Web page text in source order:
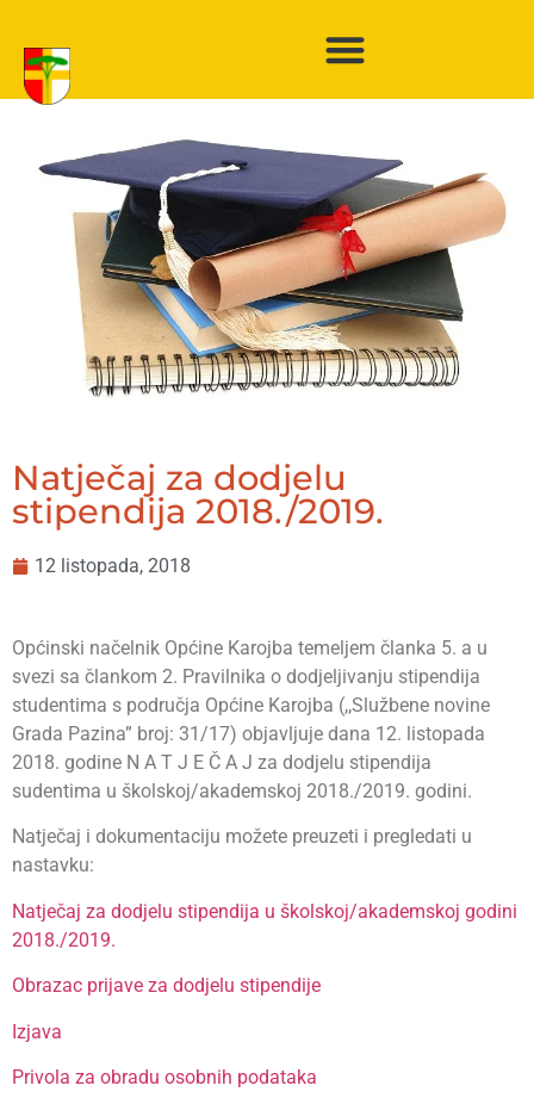
Natječaj za dodjelu
stipendija 2018./2019.
12 listopada, 2018
Općinski načelnik Općine Karojba temeljem članka 5. a u
svezi sa člankom 2. Pravilnika o dodjeljivanju stipendija
studentima s područja Općine Karojba (,,Službene novine
Grada Pazina” broj: 31/17) objavljuje dana 12. listopada
2018. godine N A T J E Č A J za dodjelu stipendija
sudentima u školskoj/akademskoj 2018./2019. godini.
Natječaj i dokumentaciju možete preuzeti i pregledati u
nastavku:
Natječaj za dodjelu stipendija u školskoj/akademskoj godini
2018./2019.
Obrazac prijave za dodjelu stipendije
Izjava
Privola za obradu osobnih podataka